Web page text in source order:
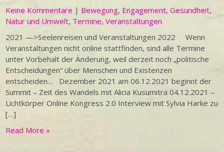
Keine Kommentare | Bewegung, Engagement,Gesundheit,
Natur und Umwelt, Termine,Veranstaltungen
2021 —>Seelenreisen und Veranstaltungen 2022 Wenn
Veranstaltungen nicht online stattfinden, sind alle Termine
unter Vorbehalt der Änderung, weil derzeit noch „politische
Entscheidungen“ über Menschen und Existenzen
entscheiden… Dezember 2021 am 06.12.2021 beginnt der
Summit – Zeit des Wandels mit Alicia Kusumitra 04.12.2021 –
Lichtkörper Online Kongress 2.0 Interview mit Sylvia Harke zu
[…]
Read More »